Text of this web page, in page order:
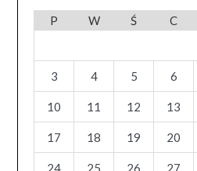
P W Ś C
3 4 5 6
10 11 12 13
17 18 19 20
24 25 26 27